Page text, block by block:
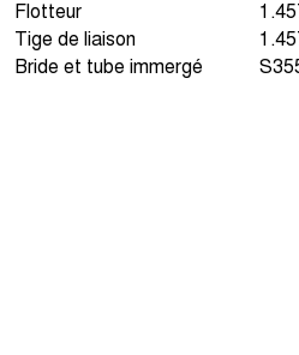
Flotteur
Tige de liaison
Bride et tube immergé